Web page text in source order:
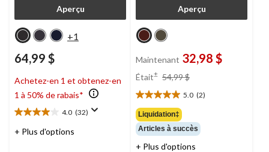
Aperçu
+1
64,99 $
Achetez-en 1 et obtenez-en
1 à 50% de rabais*
4.0 (32)
4.0
étoile(s)
+ Plus d'options
Aperçu
Maintenant 32,98 $
Était± 54,99 $
54,99 $
5.0 (2)
5.0
étoile(s)
sur
5.
2
Liquidation‡
Articles à succès
+ Plus d'options